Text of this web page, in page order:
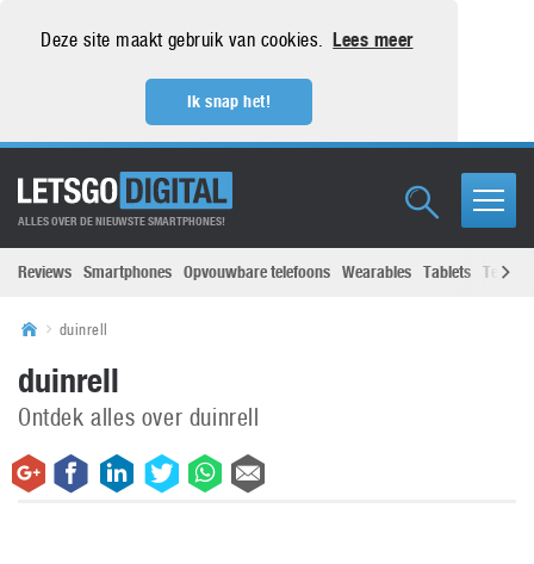
Deze site maakt gebruik van cookies. Lees meer
Ik snap het!
ALLES OVER DE NIEUWSTE SMARTPHONES!
Reviews Smartphones Opvouwbare telefoons Wearables Tablets
duinrell
duinrell
Ontdek alles over duinrell